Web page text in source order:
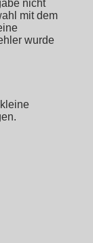
nicht
mit dem
wurde